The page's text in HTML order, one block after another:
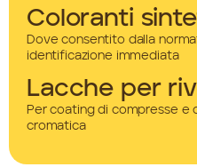
Coloranti
Dove consentito dalla
identificazione immediata
Lacche per
Per coating di compresse
cromatica